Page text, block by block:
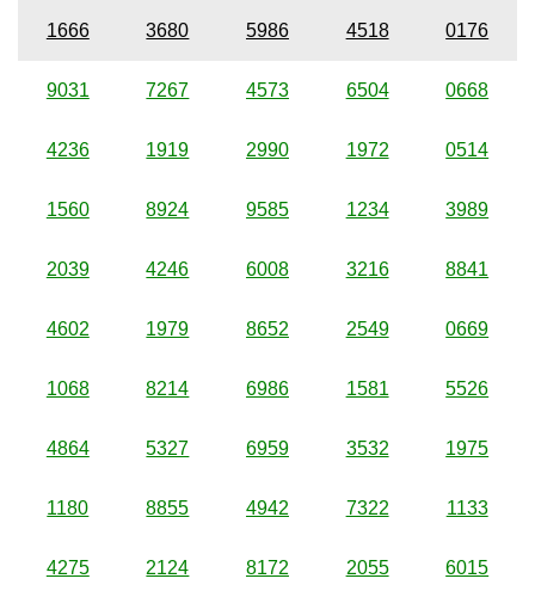
1666 3680 5986 4518 0176
9031 7267 4573 6504 0668
4236 1919 2990 1972 0514
1560 8924 9585 1234 3989
2039 4246 6008 3216 8841
4602 1979 8652 2549 0669
1068 8214 6986 1581 5526
4864 5327 6959 3532 1975
1180 8855 4942 7322 1133
4275 2124 8172 2055 6015